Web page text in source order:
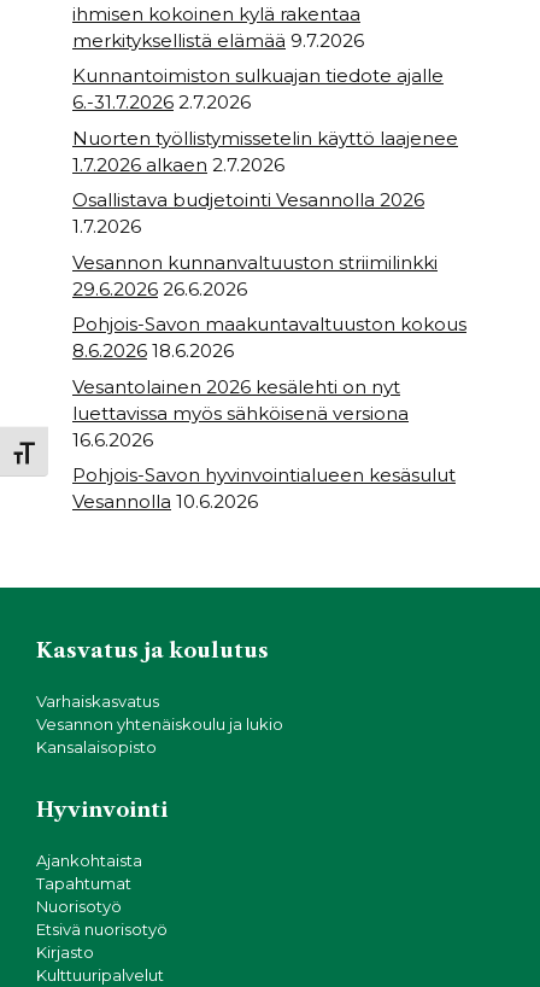
Toggle Font size
ihmisen kokoinen kylä rakentaa
merkityksellistä elämää 9.7.2026
Kunnantoimiston sulkuajan tiedote ajalle
6.-31.7.2026 2.7.2026
Nuorten työllistymissetelin käyttö laajenee
1.7.2026 alkaen 2.7.2026
Osallistava budjetointi Vesannolla 2026
1.7.2026
Vesannon kunnanvaltuuston striimilinkki
29.6.2026 26.6.2026
Pohjois-Savon maakuntavaltuuston kokous
8.6.2026 18.6.2026
Vesantolainen 2026 kesälehti on nyt
luettavissa myös sähköisenä versiona
16.6.2026
Pohjois-Savon hyvinvointialueen kesäsulut
Vesannolla 10.6.2026
Kasvatus ja koulutus
Varhaiskasvatus
Vesannon yhtenäiskoulu ja lukio
Kansalaisopisto
Hyvinvointi
Ajankohtaista
Tapahtumat
Nuorisotyö
Etsivä nuorisotyö
Kirjasto
Kulttuuripalvelut